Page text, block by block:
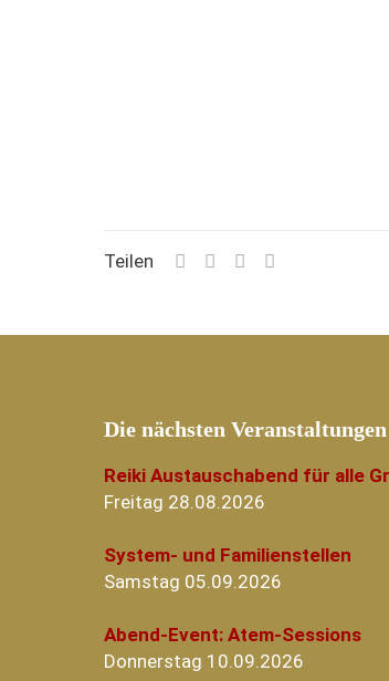
Teilen
Die nächsten Veranstaltungen
Reiki Austauschabend für alle
Freitag 28.08.2026
System- und Familienstellen
Samstag 05.09.2026
Abend-Event: Atem-Sessions
Donnerstag 10.09.2026